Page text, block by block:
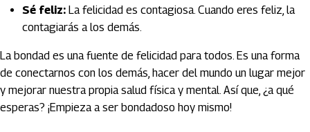
Sé feliz: La felicidad es contagiosa. Cuando eres feliz, la
contagiarás a los demás.
La bondad es una fuente de felicidad para todos. Es una forma
de conectarnos con los demás, hacer del mundo un lugar mejor
y mejorar nuestra propia salud física y mental. Así que, ¿a qué
esperas? ¡Empieza a ser bondadoso hoy mismo!